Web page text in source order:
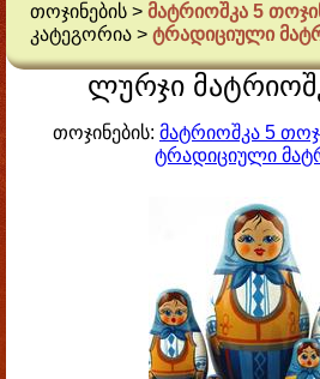
თოჯინების > მატრიოშკა 5
კატეგორია > ტრადიციული
ლურჯი
თოჯინების: მატრიოშკა 5
ტრადიციული